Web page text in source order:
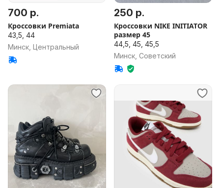
700 р.
Кроссовки Premiata
43,5, 44
Минск, Центральный
250 р.
Кроссовки NIKE INITIATOR
размер 45
44,5, 45, 45,5
Минск, Советский